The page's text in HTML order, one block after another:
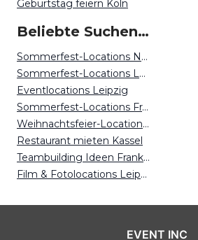
Geburtstag feiern Köln
Beliebte Suchen auf Event Inc
Sommerfest-Locations Nürnberg
Sommerfest-Locations Leipzig
Eventlocations Leipzig
Sommerfest-Locations Frankfurt
Weihnachtsfeier-Locations Düsseldorf
Restaurant mieten Kassel
Teambuilding Ideen Frankfurt
Film & Fotolocations Leipzig
EVENT INC